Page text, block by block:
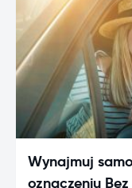
Wynajmuj
oznaczeniu